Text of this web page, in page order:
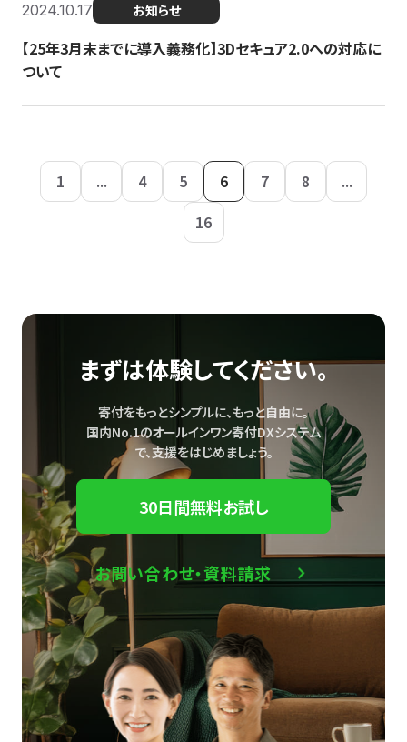
2024.10.17 お知らせ
【25年3月末までに導入義務化】3Dセキュア2.0への対応に
ついて
1 ... 4 5 6 7 8
...
16
まずは体験してください。
寄付をもっとシンプルに、もっと自由に。
国内No.1のオールインワン寄付DXシステム
で、支援をはじめましょう。
30日間無料お試し
お問い合わせ・資料請求